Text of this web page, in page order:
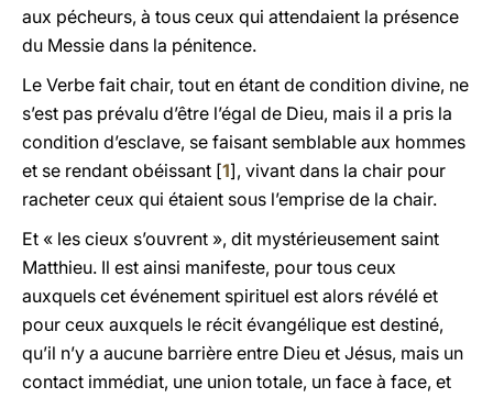
aux pécheurs, à tous ceux qui attendaient la présence
du Messie dans la pénitence.
Le Verbe fait chair, tout en étant de condition divine, ne
s’est pas prévalu d’être l’égal de Dieu, mais il a pris la
condition d’esclave, se faisant semblable aux hommes
et se rendant obéissant [1], vivant dans la chair pour
racheter ceux qui étaient sous l’emprise de la chair.
Et « les cieux s’ouvrent », dit mystérieusement saint
Matthieu. Il est ainsi manifeste, pour tous ceux
auxquels cet événement spirituel est alors révélé et
pour ceux auxquels le récit évangélique est destiné,
qu’il n’y a aucune barrière entre Dieu et Jésus, mais un
contact immédiat, une union totale, un face à face, et